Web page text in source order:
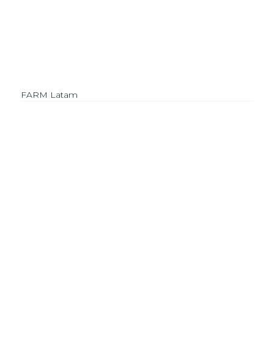
FARM Latam